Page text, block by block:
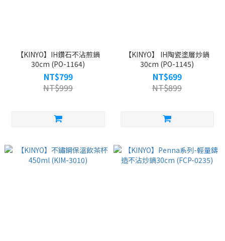
【KINYO】IH鑽石不沾煎鍋
30cm (PO-1164)
NT$799
NT$999
【KINYO】 IH陶瓷塗層炒鍋
30cm (PO-1145)
NT$699
NT$899